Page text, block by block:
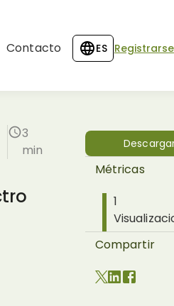
Contacto ES Registrarse
3
min
Métricas
1
Compartir